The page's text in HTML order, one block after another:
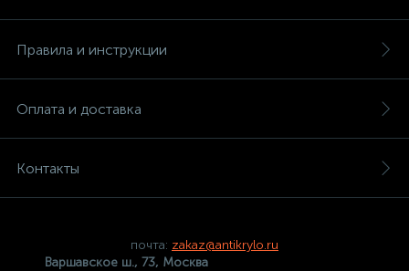
Правила и инструкции
Оплата и доставка
Контакты
почта: zakaz@antikrylo.ru
Варшавское ш., 73, Москва